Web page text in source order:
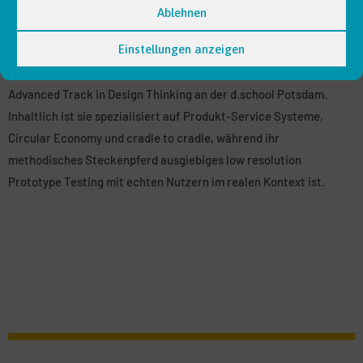
Ablehnen
Einstellungen anzeigen
Susanne Mira Heinz hat Betriebswirtschaftslehre in Lüneburg
und Santiago de Chile sowie im Master Sustainability Science an
Advanced Track in Design Thinking an der d.school Potsdam.
Inhaltlich ist sie spezialisiert auf Produkt-Service Systeme,
Circular Economy und cradle to cradle, während ihr
methodisches Steckenpferd ausgiebiges low resolution
Prototype Testing mit echten Nutzern im realen Kontext ist.